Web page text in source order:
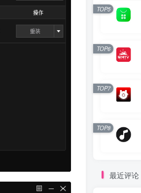
TOP5
TOP6
TOP7
TOP8
最近评论